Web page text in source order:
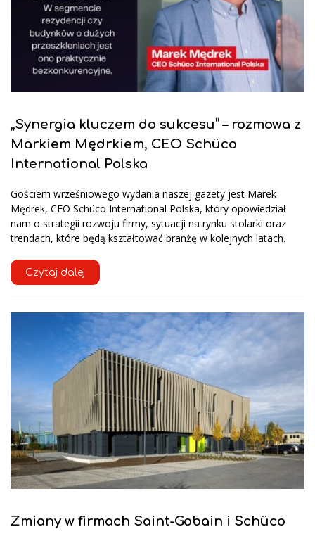
„Synergia kluczem do sukcesu” – rozmowa z
Markiem Mędrkiem, CEO Schüco
International Polska
Gościem wrześniowego wydania naszej gazety jest Marek
Mędrek, CEO Schüco International Polska, który opowiedział
nam o strategii rozwoju firmy, sytuacji na rynku stolarki oraz
trendach, które będą kształtować branżę w kolejnych latach.
Czytaj dalej
Zmiany w firmach Saint-Gobain i Schüco